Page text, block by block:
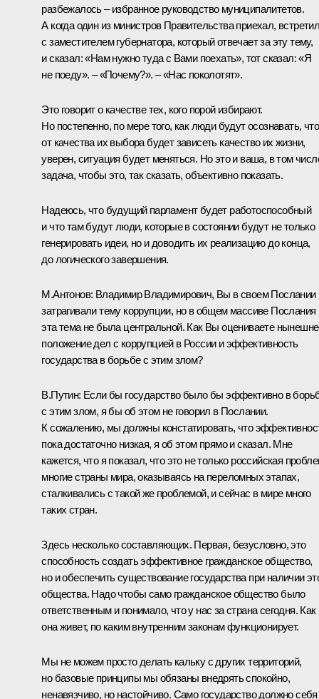
разбежалось – избранное руководство муниципалитетов.
А когда один из министров Правительства приехал,
с заместителем губернатора, который отвечает за эту тему,
и сказал: «Нам нужно туда с Вами поехать», тот сказал: «Я
не поеду». – «Почему?». – «Нас поколотят».
Это говорит о качестве тех, кого порой избирают.
Но постепенно, по мере того, как люди будут осознавать, что
от качества их выбора будет зависеть качество их жизни,
уверен, ситуация будет меняться. Но это и ваша, в том
задача, чтобы это, так сказать, объективно показать.
Надеюсь, что будущий парламент будет работоспособный
и что там будут люди, которые в состоянии будут не только
генерировать идеи, но и доводить их реализацию до конца,
до логического завершения.
М.Антонов: Владимир Владимирович, Вы в своем Послании
затрагивали тему коррупции, но в общем массиве Послания
эта тема не была центральной. Как Вы оцениваете
положение дел с коррупцией в России и эффективность
государства в борьбе с этим злом?
В.Путин: Если бы государство было бы эффективно в
с этим злом, я бы об этом не говорил в Послании.
К сожалению, мы должны констатировать, что
пока достаточно низкая, я об этом прямо и сказал. Мне
кажется, что я показал, что это не только российская
многие страны мира, оказываясь на переломных этапах,
сталкивались с такой же проблемой, и сейчас в мире много
таких стран.
Здесь несколько составляющих. Первая, безусловно, это
способность создать эффективное гражданское общество,
но и обеспечить существование государства при наличии
общества. Надо чтобы само гражданское общество было
ответственным и понимало, что у нас за страна сегодня. Как
она живет, по каким внутренним законам функционирует.
Мы не можем просто делать кальку с других территорий,
но базовые принципы мы обязаны внедрять спокойно,
ненавязчиво, но настойчиво. Само государство должно себя